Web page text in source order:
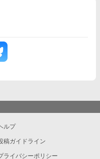
た、成長とは時に恥ずかしい過
寛容さによって初めて前を向け
して家族の愛が最も深く現れる
ださい。
ルプ
稿ガイドライン
ライバシーポリシー